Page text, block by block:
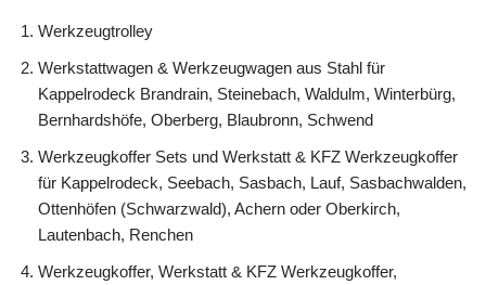
Werkzeugtrolley
Werkstattwagen & Werkzeugwagen aus Stahl für
Kappelrodeck Brandrain, Steinebach, Waldulm, Winterbürg,
Bernhardshöfe, Oberberg, Blaubronn, Schwend
Werkzeugkoffer Sets und Werkstatt & KFZ Werkzeugkoffer
für Kappelrodeck, Seebach, Sasbach, Lauf, Sasbachwalden,
Ottenhöfen (Schwarzwald), Achern oder Oberkirch,
Lautenbach, Renchen
Werkzeugkoffer, Werkstatt & KFZ Werkzeugkoffer,